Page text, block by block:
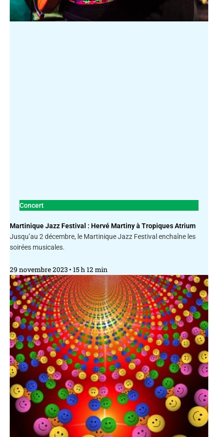
Concert
Martinique Jazz Festival : Hervé Martiny à Tropiques Atrium
Jusqu’au 2 décembre, le Martinique Jazz Festival enchaîne les
soirées musicales.
29 novembre 2023 15 h 12 min